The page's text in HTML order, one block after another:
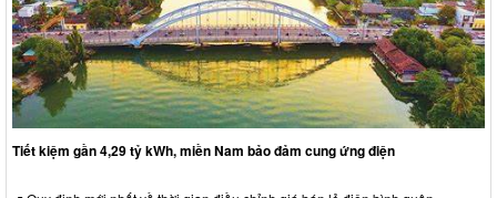
Tiết kiệm gần 4,29 tỷ kWh, miền Nam bảo đảm cung ứng điện